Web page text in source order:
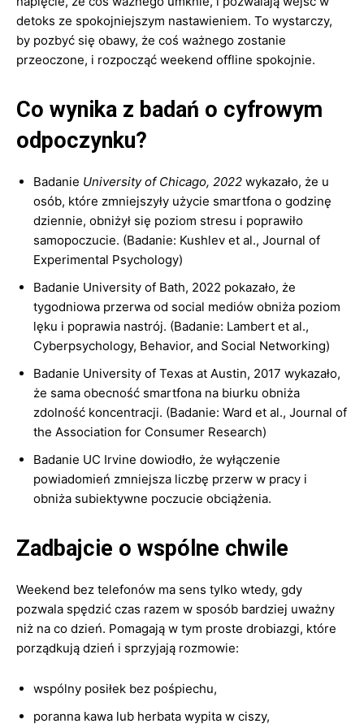
detoks ze spokojniejszym nastawieniem. To wystarczy,
by pozbyć się obawy, że coś ważnego zostanie
przeoczone, i rozpocząć weekend offline spokojnie.
Co wynika z badań o cyfrowym
odpoczynku?
Badanie University of Chicago, 2022 wykazało, że u
osób, które zmniejszyły użycie smartfona o godzinę
dziennie, obniżył się poziom stresu i poprawiło
samopoczucie. (Badanie: Kushlev et al., Journal of
Experimental Psychology)
Badanie University of Bath, 2022 pokazało, że
tygodniowa przerwa od social mediów obniża poziom
lęku i poprawia nastrój. (Badanie: Lambert et al.,
Cyberpsychology, Behavior, and Social Networking)
Badanie University of Texas at Austin, 2017 wykazało,
że sama obecność smartfona na biurku obniża
zdolność koncentracji. (Badanie: Ward et al., Journal of
the Association for Consumer Research)
Badanie UC Irvine dowiodło, że wyłączenie
powiadomień zmniejsza liczbę przerw w pracy i
obniża subiektywne poczucie obciążenia.
Zadbajcie o wspólne chwile
Weekend bez telefonów ma sens tylko wtedy, gdy
pozwala spędzić czas razem w sposób bardziej uważny
niż na co dzień. Pomagają w tym proste drobiazgi, które
porządkują dzień i sprzyjają rozmowie:
wspólny posiłek bez pośpiechu,
poranna kawa lub herbata wypita w ciszy,